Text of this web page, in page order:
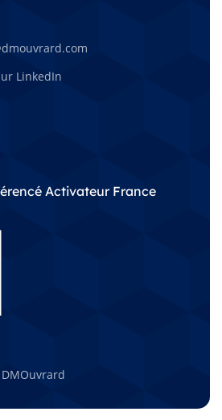
LinkedIn
Activateur France